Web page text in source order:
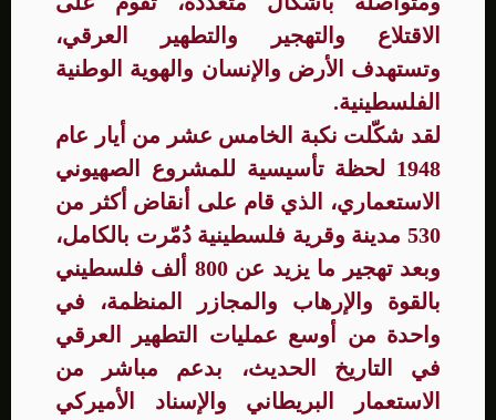
الاقتلاع والتهجير والتطهير العرقي،
وتستهدف الأرض والإنسان والهوية الوطنية
الفلسطينية.
لقد شكّلت نكبة الخامس عشر من أيار عام
1948 لحظة تأسيسية للمشروع الصهيوني
الاستعماري، الذي قام على أنقاض أكثر من
530 مدينة وقرية فلسطينية دُمّرت بالكامل،
وبعد تهجير ما يزيد عن 800 ألف فلسطيني
بالقوة والإرهاب والمجازر المنظمة، في
واحدة من أوسع عمليات التطهير العرقي
في التاريخ الحديث، بدعم مباشر من
الاستعمار البريطاني والإسناد الأميركي